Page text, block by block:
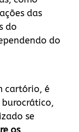
das
do
do
cartório, é
se